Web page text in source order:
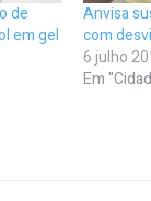
de
em gel
Anvisa
com
6 julho
Em